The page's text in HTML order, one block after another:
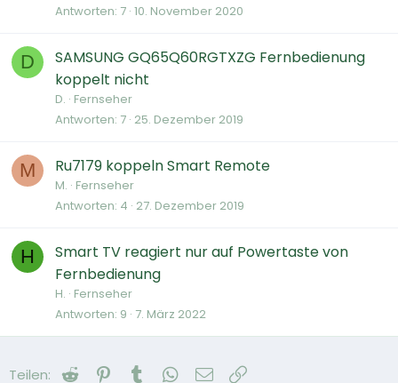
Antworten 7 10. November 2020
D
SAMSUNG GQ65Q60RGTXZG Fernbedienung
koppelt nicht
D. Fernseher
Antworten 7 25. Dezember 2019
M Ru7179 koppeln Smart Remote
M. Fernseher
Antworten 4 27. Dezember 2019
H
Smart TV reagiert nur auf Powertaste von
Fernbedienung
H. Fernseher
Antworten 9 7. März 2022
Teilen: Reddit Pinterest
Tumblr WhatsApp
E-Mail